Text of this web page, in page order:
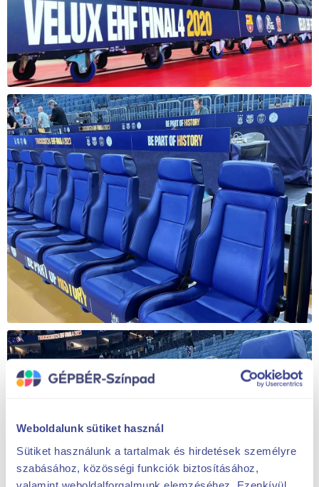
Weboldalunk sütiket használ
Sütiket használunk a tartalmak és hirdetések személyre
szabásához, közösségi funkciók biztosításához,